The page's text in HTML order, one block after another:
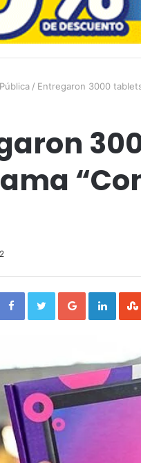
/ Entregaron 3000
FacebookTwitterGoogle+